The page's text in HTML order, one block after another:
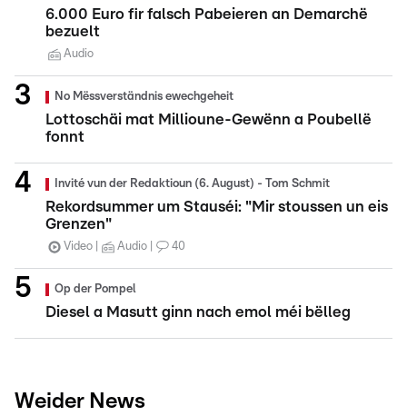
6.000 Euro fir falsch Pabeieren an Demarchë
bezuelt
Audio
No Mëssverständnis ewechgeheit
Lottoschäi mat Millioune-Gewënn a Poubellë
fonnt
Invité vun der Redaktioun (6. August) - Tom Schmit
Rekordsummer um Stauséi: "Mir stoussen un eis
Grenzen"
Video Audio 40
Op der Pompel
Diesel a Masutt ginn nach emol méi bëlleg
Weider News